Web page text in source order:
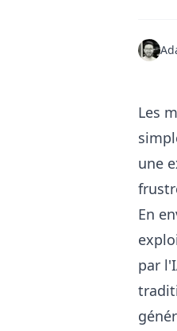
Les
une
En
par